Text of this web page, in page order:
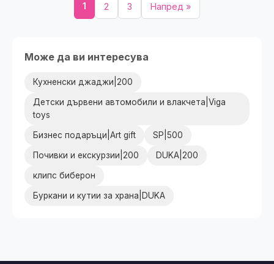
1 2 3 Напред »
Може да ви интересува
Кухненски джаджи|200
Детски дървени автомобили и влакчета|Viga
toys
Бизнес подаръци|Art gift SP|500
Почивки и екскурзии|200 DUKA|200
клипс биберон
Буркани и кутии за храна|DUKA